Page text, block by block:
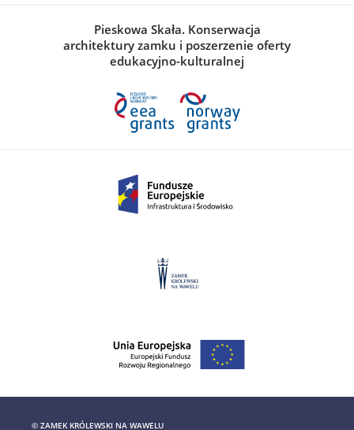
Pieskowa Skała. Konserwacja
architektury zamku i poszerzenie oferty
edukacyjno-kulturalnej
© ZAMEK KRÓLEWSKI NA WAWELU